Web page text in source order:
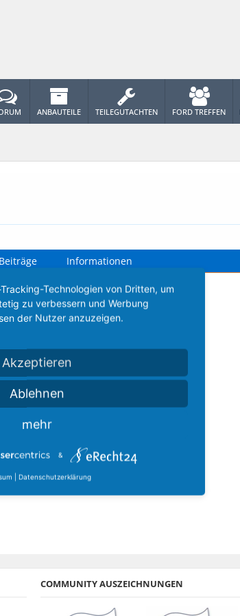
Beiträge Informationen
von Vel, die angezeigt werden können.
ANBAUTEILE TEILEGUTACHTEN FORD TREFFEN
COMMUNITY AUSZEICHNUNGEN
Technologien von Dritten, um
zu verbessern und Werbung
der Nutzer anzuzeigen.
Akzeptieren
Ablehnen
mehr
&
Datenschutzerklärung